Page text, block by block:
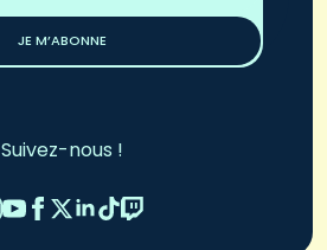
JE M’ABONNE
Suivez-nous !